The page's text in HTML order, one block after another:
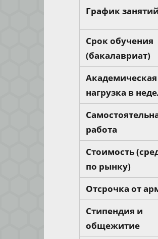
График занятий
Срок обучения
(бакалавриат)
Академическая
нагрузка в
работа
Стоимость
по рынку)
Отсрочка от
Стипендия и
общежитие